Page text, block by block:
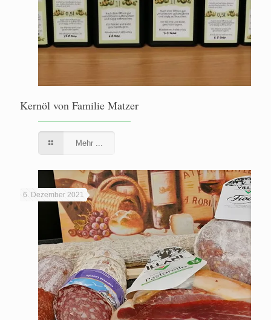
Kernöl von Familie Matzer
Mehr ...
6. Dezember 2021